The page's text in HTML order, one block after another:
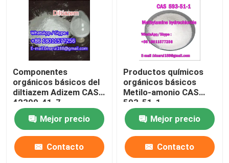
Componentes
orgánicos básicos del
diltiazem Adizem CAS
42399-41-7
Mejor precio
Contacto
Productos químicos
orgánicos básicos
Metilo-amonio CAS
593-51-1
Mejor precio
Contacto